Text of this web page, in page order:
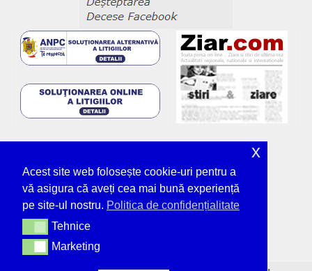
Acest site web folosește cookie-uri pentru a
vă asigura că aveți cea mai bună experiență
pe site-ul nostru. Politica de confidențialitate
TehniceTehnice
MarketingMarketing
x